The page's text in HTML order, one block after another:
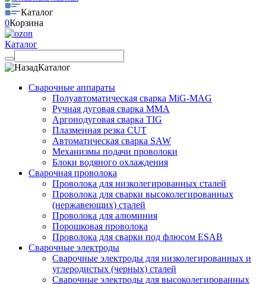
Каталог
0Корзина
Каталог
Каталог
Сварочные аппараты
Полуавтоматическая сварка MiG-MAG
Ручная дуговая сварка MMA
Аргонодуговая сварка TIG
Плазменная резка CUT
Автоматическая сварка SAW
Механизмы подачи проволоки
Блоки водяного охлаждения
Сварочная проволока
Проволока для низколегированных сталей
Проволока для сварки высоколегированных
(нержавеющих) сталей
Проволока для алюминия
Порошковая проволока
Проволока для сварки под флюсом ESAB
Сварочные электроды
Сварочные электроды для низколегированных и
углеродистых (черных) сталей
Сварочные электроды для высоколегированных